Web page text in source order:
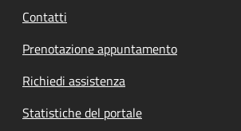
Contatti
Prenotazione appuntamento
Richiedi assistenza
Statistiche del portale